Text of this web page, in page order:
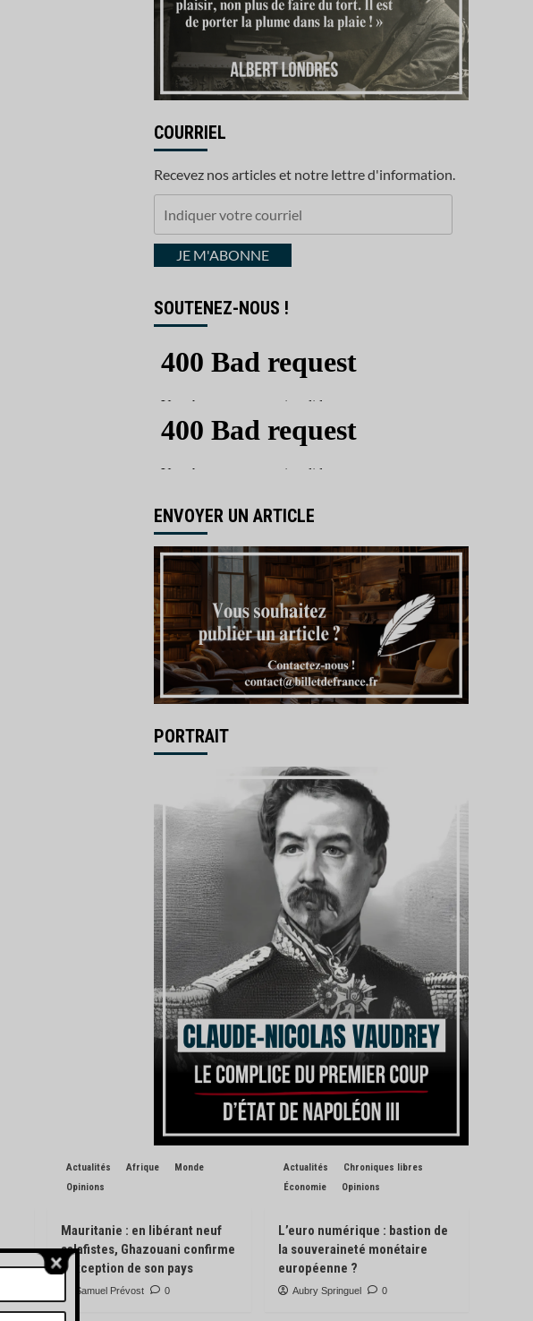
COURRIEL
Recevez nos articles et notre lettre d'information.
courrielJE M'ABONNE
SOUTENEZ-NOUS !
ENVOYER UN ARTICLE
PORTRAIT
Actualités Afrique
Monde
Opinions
Mauritanie : en libérant neuf
salafistes, Ghazouani confirme
l’exception de son pays
Samuel Prévost 0
Actualités
Chroniques libres
Économie
Opinions
L’euro numérique : bastion de
la souveraineté monétaire
européenne ?
Aubry Springuel 0